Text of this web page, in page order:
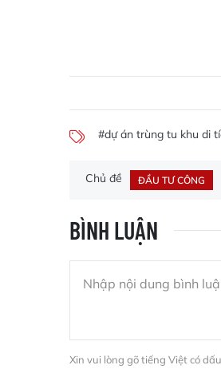
#dự án trùng tu khu di
Chủ đề ĐẦU TƯ CÔNG
BÌNH LUẬN
Xin vui lòng gõ tiếng Việt có dấu